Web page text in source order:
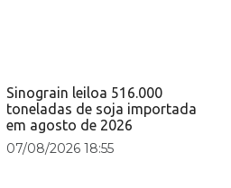
Sinograin leiloa 516.000
toneladas de soja importada
em agosto de 2026
07/08/2026 18:55